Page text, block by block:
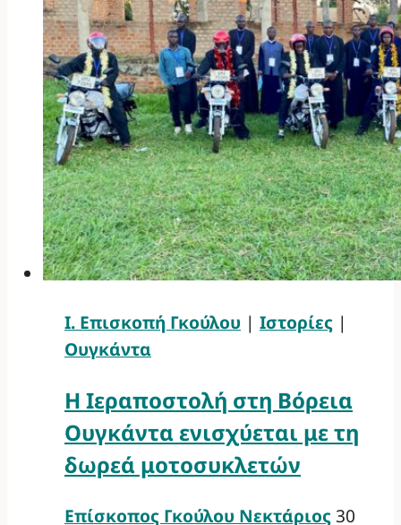
Ι. Επισκοπή Γκούλου | Ιστορίες |
Ουγκάντα
Η Ιεραποστολή στη Βόρεια
Ουγκάντα ενισχύεται με τη
δωρεά μοτοσυκλετών
Επίσκοπος Γκούλου Νεκτάριος 30